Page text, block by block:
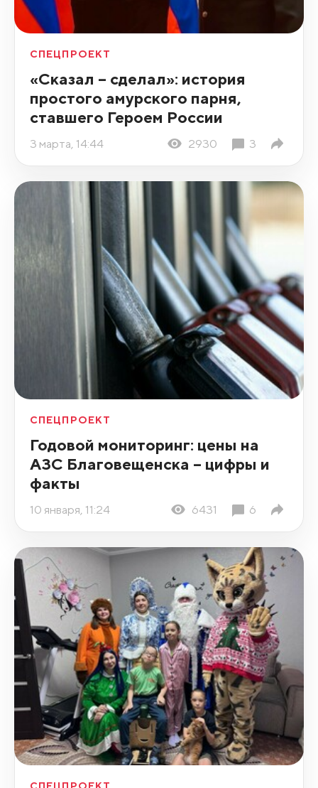
СПЕЦПРОЕКТ
«Сказал – сделал»: история
простого амурского парня,
ставшего Героем России
3 марта, 14:44 2930 3
СПЕЦПРОЕКТ
Годовой мониторинг: цены на
АЗС Благовещенска – цифры и
факты
10 января, 11:24 6431 6